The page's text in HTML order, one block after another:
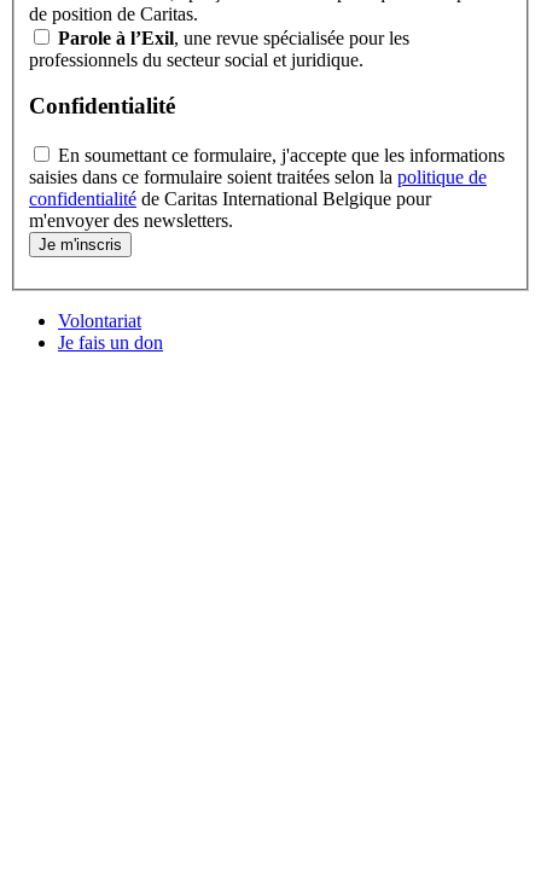
de position de Caritas.
Parole à l’Exil, une revue spécialisée pour les
professionnels du secteur social et juridique.
Confidentialité
saisies dans ce formulaire soient traitées selon la politique de
confidentialité de Caritas International Belgique pour
m'envoyer des newsletters.
Je m'inscris
Volontariat
Je fais un don